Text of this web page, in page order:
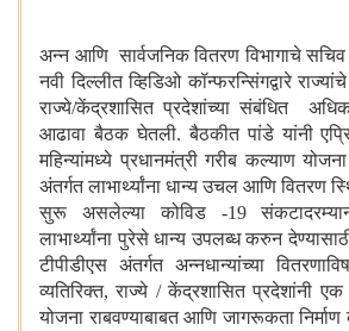
अन्न आणि सार्वजनिक वितरण विभागाचे
नवी दिल्लीत व्हिडिओ कॉन्फरन्सिंगद्वारे
राज्ये/केंद्रशासित प्रदेशांच्या संबंधित
आढावा बैठक घेतली. बैठकीत पांडे यांनी
महिन्यांमध्ये प्रधानमंत्री गरीब कल्याण
अंतर्गत लाभार्थ्यांना धान्य उचल आणि वितरण
सुरू असलेल्या कोविड -19
लाभार्थ्यांना पुरेसे धान्य उपलब्ध करुन
टीपीडीएस अंतर्गत अन्नधान्यांच्या
व्यतिरिक्त,राज्ये / केंद्रशासित प्रदेशांनी एक
योजना राबवण्याबाबत आणि जागरूकता